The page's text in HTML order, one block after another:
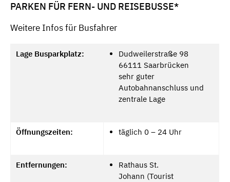
PARKEN FÜR FERN- UND REISEBUSSE*
Weitere Infos für Busfahrer
Lage Busparkplatz:
Dudweilerstraße 98
66111 Saarbrücken
sehr guter
Autobahnanschluss und
zentrale Lage
Öffnungszeiten: täglich 0 – 24 Uhr
Entfernungen:
Rathaus St.
Johann (Tourist